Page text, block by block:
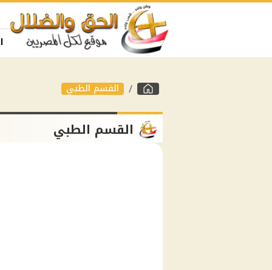
القسم الطبي
القسم الطبي